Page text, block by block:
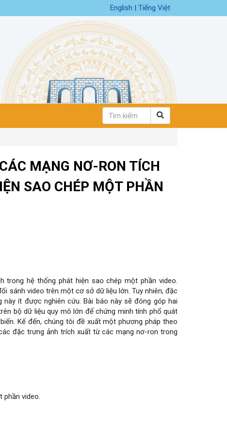
English | Tiếng Việt
MẠNG NƠ-RON TÍCH
SAO CHÉP MỘT PHẦN
trong hệ thống phát hiện sao chép một phần video.
sánh video trên một cơ sở dữ liệu lớn. Tuy nhiên, đặc
ít được nghiên cứu. Bài báo này sẽ đóng góp hai
bộ dữ liệu quy mô lớn để chứng minh tính phổ quát
Kế đến, chúng tôi đề xuất một phương pháp theo
đặc trưng ảnh trích xuất từ các mạng nơ-ron trong
phần video.